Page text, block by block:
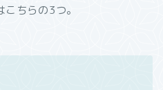
ちらの3つ。